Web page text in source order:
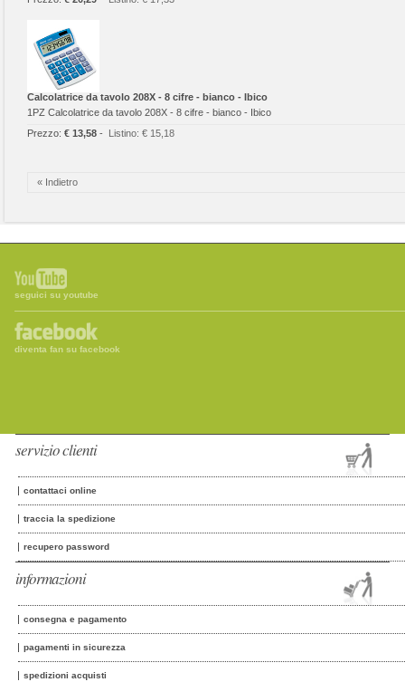
Calcolatrice da tavolo 208X - 8 cifre - bianco - Ibico
1PZ Calcolatrice da tavolo 208X - 8 cifre - bianco - Ibico
Prezzo: € 13,58 - Listino: € 15,18
« Indietro
seguici su youtube
diventa fan su facebook
servizio clienti
contattaci online
traccia la spedizione
recupero password
informazioni
consegna e pagamento
pagamenti in sicurezza
spedizioni acquisti